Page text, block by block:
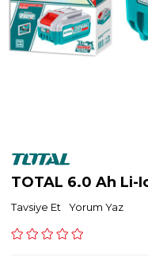
TOTAL 6.0 Ah Li-
Tavsiye Et Yorum Yaz